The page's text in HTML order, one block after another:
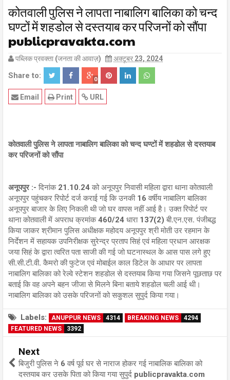
कोतवाली पुलिस ने लापता नाबालिग बालिका को चन्द
घण्टों में शहडोल से दस्तयाब कर परिजनों को सौंपा
publicpravakta.com
पब्लिक प्रवक्ता (जनता की आवाज़) अक्टूबर 23, 2024
Share to: 0
URL
Print
Email
कोतवाली पुलिस ने लापता नाबालिग बालिका को चन्द घण्टों में शहडोल से दस्तयाब
कर परिजनों को सौंपा
अनूपपुर :- दिनांक 21.10.24 को अनूपपुर निवासी महिला द्वारा थाना कोतवाली
अनूपपुर पहुंचकर रिपोर्ट दर्ज कराई गई कि उनकी 16 वर्षीय नाबालिग बालिका
अनूपपुर बाजार के लिए निकली थी जो घर वापस नहीं आई है। उक्त रिपोर्ट पर
थाना कोतवाली में अपराध क्रमांक 460/24 धारा 137(2) बी.एन.एस. पंजीबद्ध
किया जाकर श्रीमान पुलिस अधीक्षक महोदय अनूपपुर श्री मोती उर रहमान के
निर्देशन में सहायक उपनिरीक्षक सुरेन्द्र प्रताप सिहं एवं महिला प्रधान आरक्षक
जया सिहं के द्वारा त्वरित पता साजी की गई जो घटनास्थल के आस पास लगे हुए
सी.सी.टी.वी. कैमरो की फुटेज एवं मोबाईल काल डिटेल के आधार पर लापता
नाबालिग बालिका को रेल्वे स्टेशन शहडोल से दस्तयाब किया गया जिसने पूछताछ पर
बताई कि वह अपने बहन जीजा से मिलने बिना बताये शहडोल चली आई थी।
नाबालिग बालिका को उसके परिजनों को सकुशल सुपुर्द किया गया।
Labels: ANUPPUR NEWS 4314 BREAKING NEWS
4294
FEATURED NEWS
3392
Next
बिजुरी पुलिस ने 6 वर्ष पूर्व घर से नाराज होकर गई नाबालिक बालिका को
दस्तयाब कर उसके पिता को किया गया सुपुर्द publicpravakta.com